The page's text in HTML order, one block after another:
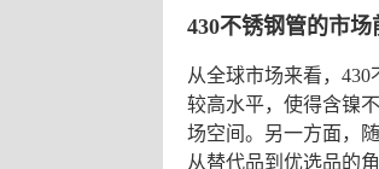
430不锈钢管的市
从全球市场来看， 430
较高水平，使得含镍
场空间。另一方面，
从替代品到优选品的